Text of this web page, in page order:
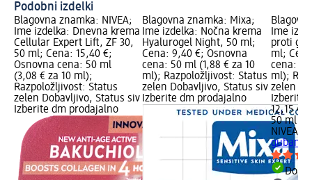
Podobni izdelki
Blagovna znamka: NIVEA;
Ime izdelka: Dnevna krema
Cellular Expert Lift, ZF 30,
50 ml; Cena: 15,40 €;
Osnovna cena: 50 ml
(3,08 € za 10 ml);
Razpoložljivost: Status
zelen Dobavljivo, Status siv
Izberite dm prodajalno
Blagovna znamka: Mixa;
Ime izdelka: Nočna krema
Hyalurogel Night, 50 ml;
Cena: 9,40 €; Osnovna
cena: 50 ml (1,88 € za 10
ml); Razpoložljivost: Status
zelen Dobavljivo, Status siv
Izberite dm prodajalno
Ime
proti
ml;
cena:
ml);
zelen
Izberite
12,15 €
50 ml
NIVEA
gubam